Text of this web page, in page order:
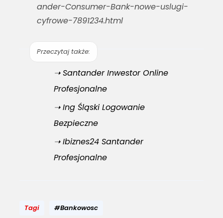
ander-Consumer-Bank-nowe-uslugi-
cyfrowe-7891234.html
Przeczytaj także:
➝ Santander Inwestor Online
Profesjonalne
➝ Ing Śląski Logowanie
Bezpieczne
➝ Ibiznes24 Santander
Profesjonalne
Tagi #Bankowosc